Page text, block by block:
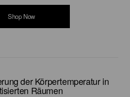
Shop Now
Shop Now
Shop Now
Shop Now
der Körpertemperatur in
Räumen